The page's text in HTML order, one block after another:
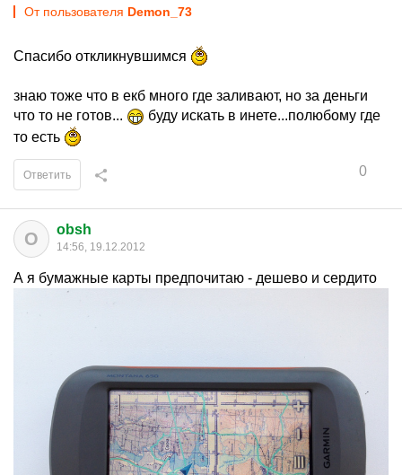
От пользователя Demon_73
Спасибо откликнувшимся
знаю тоже что в екб много где заливают, но за деньги
что то не готов...
буду искать в инете...полюбому где
то есть
0
Ответить
O obsh
14:56, 19.12.2012
А я бумажные карты предпочитаю - дешево и сердито